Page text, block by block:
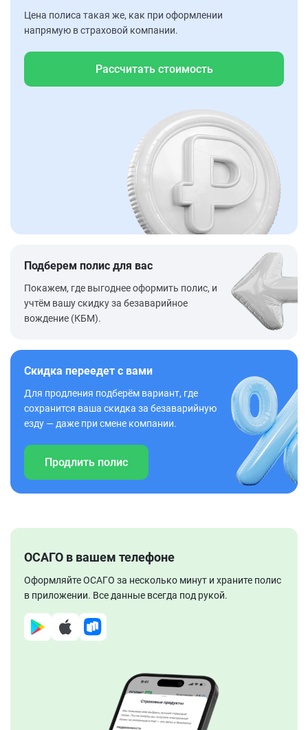
Цена полиса такая же, как при оформлении
напрямую в страховой компании.
Рассчитать стоимость
Подберем полис для вас
Покажем, где выгоднее оформить полис, и
учтём вашу скидку за безаварийное
вождение (КБМ).
Скидка переедет с вами
Для продления подберём вариант, где
сохранится ваша скидка за безаварийную
езду — даже при смене компании.
Продлить полис
ОСАГО в вашем телефоне
Оформляйте ОСАГО за несколько минут и храните полис
в приложении. Все данные всегда под рукой.